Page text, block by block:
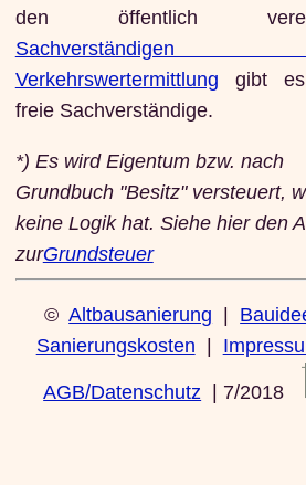
den öffentlich
Verkehrswertermittlung gibt
freie Sachverständige.
*) Es wird Eigentum bzw. nach
Grundbuch "Besitz" versteuert,
keine Logik hat. Siehe hier den
zurGrundsteuer
©Altbausanierung
Sanierungskosten
AGB/Datenschutz | 7/2018